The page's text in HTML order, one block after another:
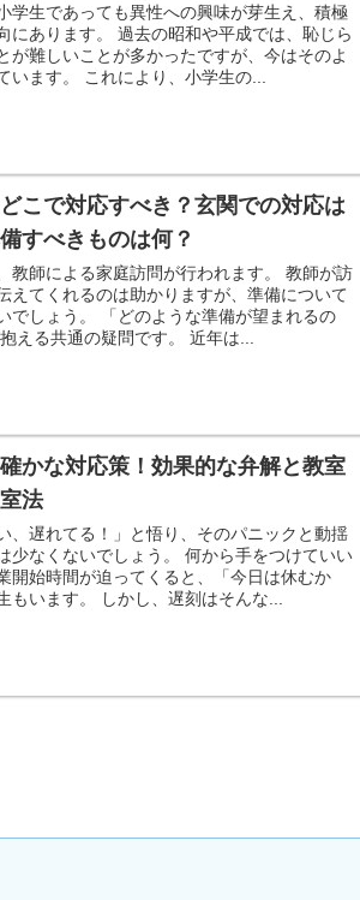
学生であっても異性への興味が芽生え、積極
にあります。 過去の昭和や平成では、恥じら
が難しいことが多かったですが、今はそのよ
います。 これにより、小学生の...
こで対応すべき？玄関での対応は
すべきものは何？
教師による家庭訪問が行われます。 教師が訪
えてくれるのは助かりますが、準備について
でしょう。 「どのような準備が望まれるの
える共通の疑問です。 近年は...
かな対応策！効果的な弁解と教室
法
、遅れてる！」と悟り、そのパニックと動揺
少なくないでしょう。 何から手をつけていい
開始時間が迫ってくると、「今日は休むか
もいます。 しかし、遅刻はそんな...